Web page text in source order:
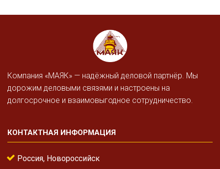
Компания «МАЯК» — надёжный деловой партнёр. Мы
дорожим деловыми связями и настроены на
долгосрочное и взаимовыгодное сотрудничество.
КОНТАКТНАЯ ИНФОРМАЦИЯ
Россия, Новороссийск